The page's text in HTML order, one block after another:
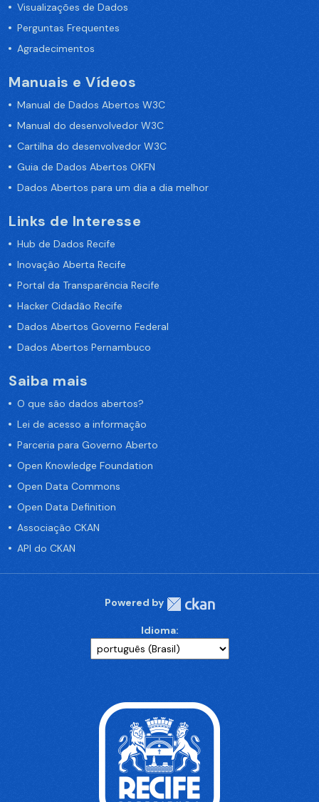
Visualizações de Dados
Perguntas Frequentes
Agradecimentos
Manuais e Vídeos
Manual de Dados Abertos W3C
Manual do desenvolvedor W3C
Cartilha do desenvolvedor W3C
Guia de Dados Abertos OKFN
Dados Abertos para um dia a dia melhor
Links de Interesse
Hub de Dados Recife
Inovação Aberta Recife
Portal da Transparência Recife
Hacker Cidadão Recife
Dados Abertos Governo Federal
Dados Abertos Pernambuco
Saiba mais
O que são dados abertos?
Lei de acesso a informação
Parceria para Governo Aberto
Open Knowledge Foundation
Open Data Commons
Open Data Definition
Associação CKAN
API do CKAN
Powered by
Idioma